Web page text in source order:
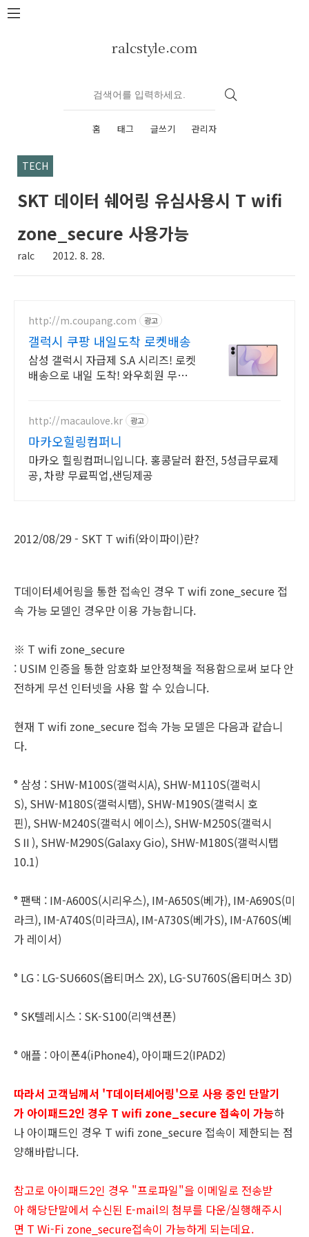
본문 바로가기
ralcstyle.com
홈 태그 글쓰기 관리자
TECH
SKT 데이터 쉐어링 유심사용시 T wifi
zone_secure 사용가능
ralc 2012. 8. 28.
http://m.coupang.com 광고
갤럭시 쿠팡 내일도착 로켓배송
삼성 갤럭시 자급제 S.A 시리즈! 로켓
배송으로 내일 도착! 와우회원 무료배
http://macaulove.kr 광고
마카오힐링컴퍼니
마카오 힐링컴퍼니입니다. 홍콩달러 환전, 5성급무료제
공, 차량 무료픽업,샌딩제공
2012/08/29 - SKT T wifi(와이파이)란?
T데이터셰어링을 통한 접속인 경우 T wifi zone_secure 접
속 가능 모델인 경우만 이용 가능합니다.
※ T wifi zone_secure
: USIM 인증을 통한 암호화 보안정책을 적용함으로써 보다 안
전하게 무선 인터넷을 사용 할 수 있습니다.
현재 T wifi zone_secure 접속 가능 모델은 다음과 같습니
다.
° 삼성 : SHW-M100S(갤럭시A), SHW-M110S(갤럭시
S), SHW-M180S(갤럭시탭), SHW-M190S(갤럭시 호
핀), SHW-M240S(갤럭시 에이스), SHW-M250S(갤럭시
SⅡ), SHW-M290S(Galaxy Gio), SHW-M180S(갤럭시탭
10.1)
° 팬택 : IM-A600S(시리우스), IM-A650S(베가), IM-A690S(미
라크), IM-A740S(미라크A), IM-A730S(베가S), IM-A760S(베
가 레이서)
° LG : LG-SU660S(옵티머스 2X), LG-SU760S(옵티머스 3D)
° SK텔레시스 : SK-S100(리액션폰)
° 애플 : 아이폰4(iPhone4), 아이패드2(IPAD2)
따라서 고객님께서 'T데이터셰어링'으로 사용 중인 단말기
가 아이패드2인 경우 T wifi zone_secure 접속이 가능하
나 아이패드인 경우 T wifi zone_secure 접속이 제한되는 점
양해바랍니다.
참고로 아이패드2인 경우 "프로파일"을 이메일로 전송받
아 해당단말에서 수신된 E-mail의 첨부를 다운/실행해주시
면 T Wi-Fi zone_secure접속이 가능하게 되는데요.